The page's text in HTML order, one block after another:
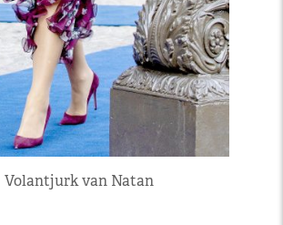
Volantjurk van Natan